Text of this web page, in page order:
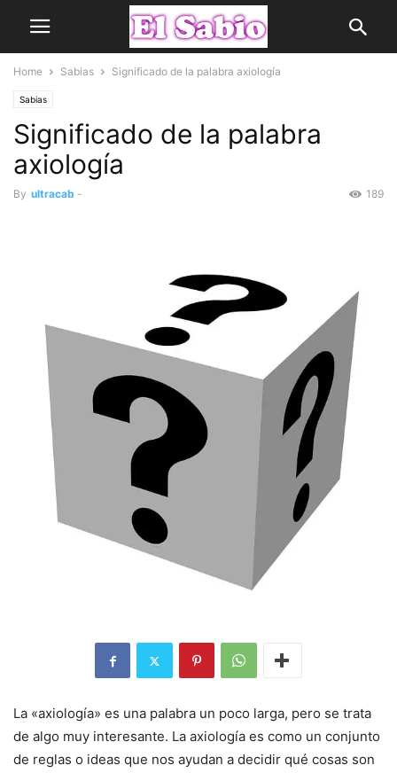
Home Sabias Significado de la palabra axiología
Sabias
Significado de la palabra
axiología
By ultracab - 189
La «axiología» es una palabra un poco larga, pero se trata
de algo muy interesante. La axiología es como un conjunto
de reglas o ideas que nos ayudan a decidir qué cosas son